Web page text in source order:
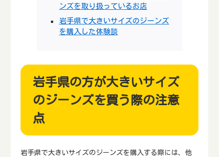
ンズを取り扱っているお店
岩手県で大きいサイズのジーンズ
を購入した体験談
岩手県の方が大きいサイズ
のジーンズを買う際の注意
点
岩手県で大きいサイズのジーンズを購入する際には、他